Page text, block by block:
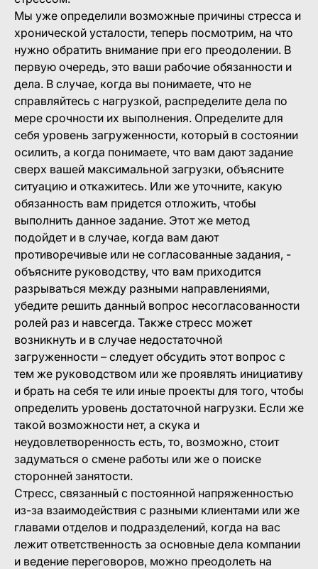
Мы уже определили возможные причины стресса и
хронической усталости, теперь посмотрим, на что
нужно обратить внимание при его преодолении. В
первую очередь, это ваши рабочие обязанности и
дела. В случае, когда вы понимаете, что не
справляйтесь с нагрузкой, распределите дела по
мере срочности их выполнения. Определите для
себя уровень загруженности, который в состоянии
осилить, а когда понимаете, что вам дают задание
сверх вашей максимальной загрузки, объясните
ситуацию и откажитесь. Или же уточните, какую
обязанность вам придется отложить, чтобы
выполнить данное задание. Этот же метод
подойдет и в случае, когда вам дают
противоречивые или не согласованные задания, -
объясните руководству, что вам приходится
разрываться между разными направлениями,
убедите решить данный вопрос несогласованности
ролей раз и навсегда. Также стресс может
возникнуть и в случае недостаточной
загруженности – следует обсудить этот вопрос с
тем же руководством или же проявлять инициативу
и брать на себя те или иные проекты для того, чтобы
определить уровень достаточной нагрузки. Если же
такой возможности нет, а скука и
неудовлетворенность есть, то, возможно, стоит
задуматься о смене работы или же о поиске
сторонней занятости.
Стресс, связанный с постоянной напряженностью
из-за взаимодействия с разными клиентами или же
главами отделов и подразделений, когда на вас
лежит ответственность за основные дела компании
и ведение переговоров, можно преодолеть на